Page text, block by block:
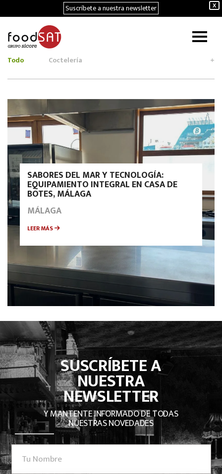
X
Suscríbete a nuestra newsletter
Todo Coctelería +
SABORES DEL MAR Y TECNOLOGÍA:
EQUIPAMIENTO INTEGRAL EN CASA DE
BOTES, MÁLAGA
MÁLAGA
LEER MÁS
SUSCRÍBETE A
NUESTRA
NEWSLETTER
Y MANTENTE INFORMADO DE TODAS
NUESTRAS NOVEDADES